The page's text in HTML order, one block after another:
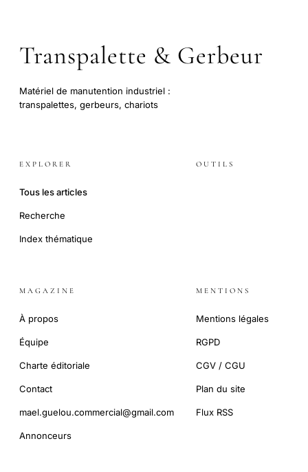
Transpalette & Gerbeur
Matériel de manutention industriel :
transpalettes, gerbeurs, chariots
EXPLORER
Tous les articles
Recherche
Index thématique
OUTILS
MAGAZINE
À propos
Équipe
Charte éditoriale
Contact
mael.guelou.commercial@gmail.com
Annonceurs
MENTIONS
Mentions légales
RGPD
CGV / CGU
Plan du site
Flux RSS